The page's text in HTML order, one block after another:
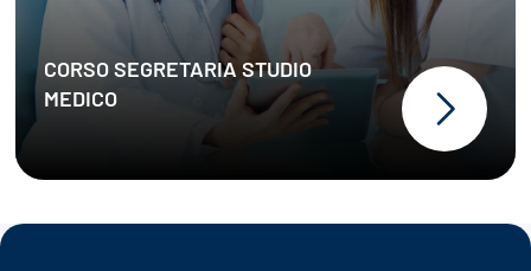
CORSO SEGRETARIA STUDIO
MEDICO
Padronanza della terminologia
medica e delle principali
Capacità di gestione
studio